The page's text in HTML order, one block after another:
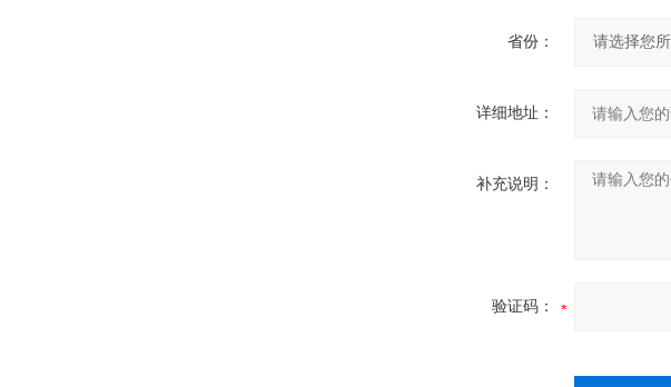
省份：
详细地址：
补充说明：
验证码：